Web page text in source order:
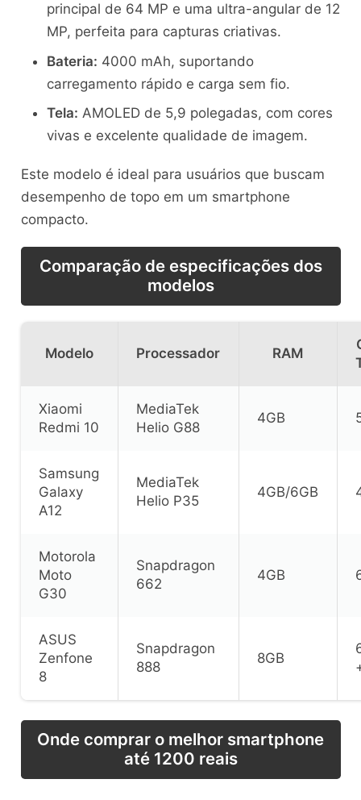
principal de 64 MP e uma ultra-angular de 12
MP, perfeita para capturas criativas.
Bateria: 4000 mAh, suportando
carregamento rápido e carga sem fio.
Tela: AMOLED de 5,9 polegadas, com cores
vivas e excelente qualidade de imagem.
Este modelo é ideal para usuários que buscam
desempenho de topo em um smartphone
compacto.
Comparação de especificações dos
modelos
Modelo Processador RAM
Xiaomi
Redmi 10
MediaTek
Helio G88
4GB
Samsung
Galaxy
A12
MediaTek
Helio P35
4GB/6GB
Motorola
Moto
G30
Snapdragon
662
4GB
ASUS
Zenfone
8
Snapdragon
888
8GB
Onde comprar o melhor smartphone
até 1200 reais